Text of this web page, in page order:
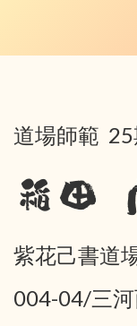
道場師範 25
稲田
紫花己書道
004-04/三